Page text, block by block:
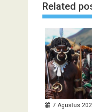
Related
7 Agustus